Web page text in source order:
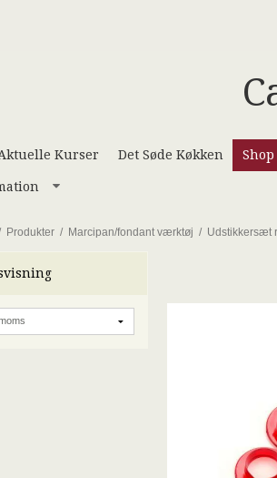
Kurser Det Søde Køkken Shop
Produkter / Marcipan/fondant værktøj / Udstikkersæt